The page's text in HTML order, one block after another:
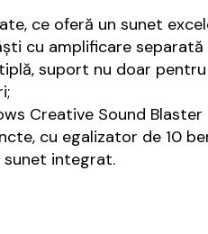
ce oferă un sunet
cu amplificare
suport nu doar
Creative Sound
cu egalizator de 10
sunet integrat.